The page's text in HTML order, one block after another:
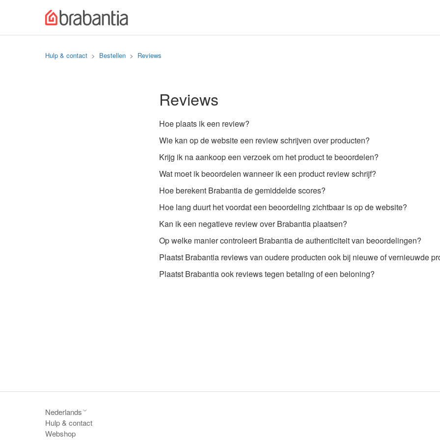
Hulp & contact Bestellen Reviews
Reviews
Hoe plaats ik een review?
Wie kan op de website een review schrijven over producten?
Krijg ik na aankoop een verzoek om het product te beoordelen?
Wat moet ik beoordelen wanneer ik een product review schrijf?
Hoe berekent Brabantia de gemiddelde scores?
Hoe lang duurt het voordat een beoordeling zichtbaar is op de website?
Kan ik een negatieve review over Brabantia plaatsen?
Op welke manier controleert Brabantia de authenticiteit van beoordelingen?
Plaatst Brabantia reviews van oudere producten ook bij nieuwe of vernieuwde
Plaatst Brabantia ook reviews tegen betaling of een beloning?
Nederlands
Hulp & contact
Webshop